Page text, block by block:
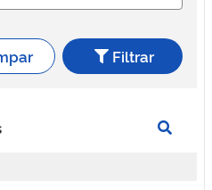
Filtrar